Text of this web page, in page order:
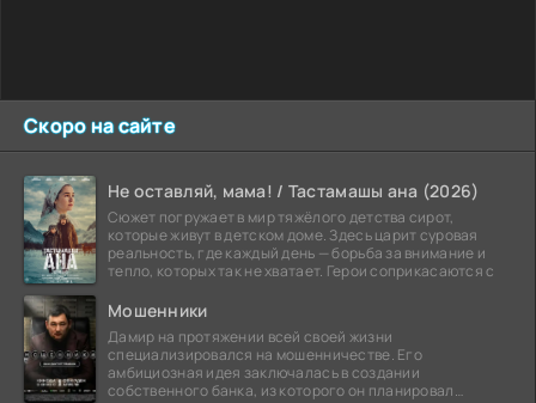
Скоро на сайте
Не оставляй, мама! / Тастамашы ана (2026)
Сюжет погружает в мир тяжёлого детства сирот,
которые живут в детском доме. Здесь царит суровая
реальность, где каждый день — борьба за внимание и
тепло, которых так не хватает. Герои соприкасаются с
Мошенники
Дамир на протяжении всей своей жизни
специализировался на мошенничестве. Его
амбициозная идея заключалась в создании
собственного банка, из которого он планировал